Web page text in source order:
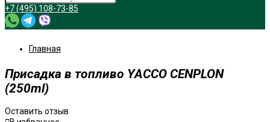
+7 (495) 108-73-85
Главная
Присадка в топливо YACCO CENPLON
(250ml)
Оставить отзыв